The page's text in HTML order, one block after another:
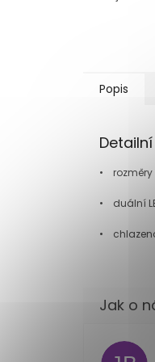
Popis
• rozměry
• duální
• c